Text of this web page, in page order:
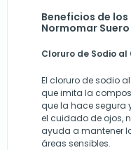
Beneficios de
Normomar
Cloruro de Sodio al
El cloruro de sodio
que imita la
que la hace segura
el cuidado de ojos,
ayuda a mantener
áreas sensibles.